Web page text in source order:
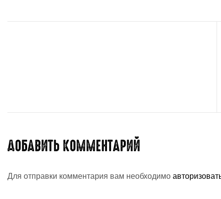
ДОБАВИТЬ КОММЕНТАРИЙ
Для отправки комментария вам необходимо